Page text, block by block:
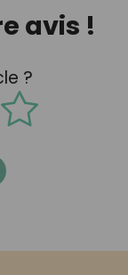
avis !
?